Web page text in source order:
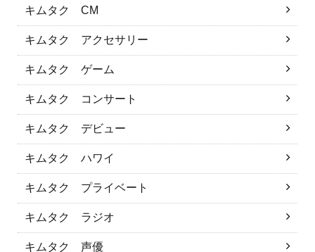
キムタク CM
キムタク アクセサリー
キムタク ゲーム
キムタク コンサート
キムタク デビュー
キムタク ハワイ
キムタク プライベート
キムタク ラジオ
キムタク 声優